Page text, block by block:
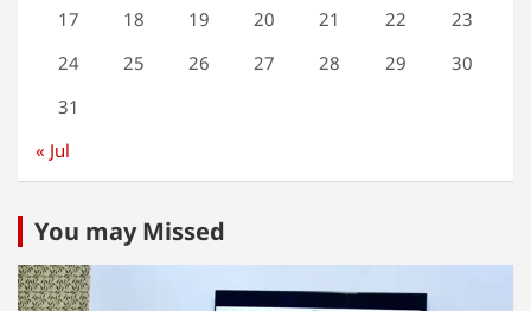
17 18 19 20 21 22
23
24
25 26 27 28 29
30
31
« Jul
You may Missed